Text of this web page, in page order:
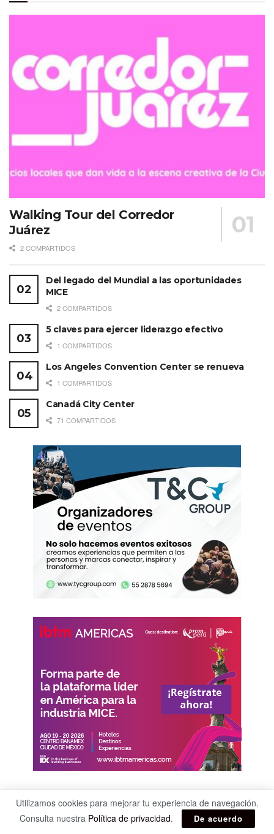
Walking Tour del Corredor
Juárez
2 COMPARTIDOS
Del legado del Mundial a las oportunidades
MICE
2 COMPARTIDOS
5 claves para ejercer liderazgo efectivo
1 COMPARTIDOS
Los Angeles Convention Center se renueva
1 COMPARTIDOS
Canadá City Center
71 COMPARTIDOS
Suscríbete a nuestro newsletter
Utilizamos cookies para mejorar tu experiencia de navegación.
Consulta nuestra Política de privacidad. De acuerdo